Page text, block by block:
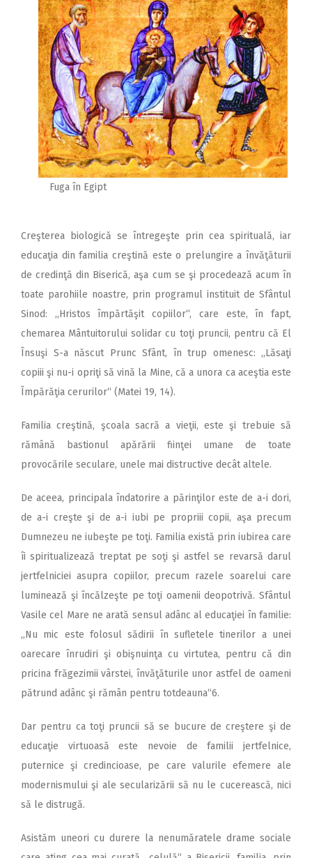
Fuga în Egipt
Creşterea biologică se întregeşte prin cea spirituală, iar
educaţia din familia creştină este o prelungire a învăţăturii
de credinţă din Biserică, aşa cum se şi procedează acum în
toate parohiile noastre, prin programul instituit de Sfântul
Sinod: ,,Hristos împărtăşit copiilor“, care este, în fapt,
chemarea Mântuitorului solidar cu toţi pruncii, pentru că El
Însuşi S-a născut Prunc Sfânt, în trup omenesc: ,,Lăsaţi
copiii şi nu-i opriţi să vină la Mine, că a unora ca aceştia este
Împărăţia cerurilor“ (Matei 19, 14).
Familia creştină, şcoala sacră a vieţii, este şi trebuie să
rămână bastionul apărării fiinţei umane de toate
provocările seculare, unele mai distructive decât altele.
De aceea, principala îndatorire a părinţilor este de a-i dori,
de a-i creşte şi de a-i iubi pe propriii copii, aşa precum
Dumnezeu ne iubeşte pe toţi. Familia există prin iubirea care
îi spiritualizează treptat pe soţi şi astfel se revarsă darul
jertfelniciei asupra copiilor, precum razele soarelui care
luminează şi încălzeşte pe toţi oamenii deopotrivă. Sfântul
Vasile cel Mare ne arată sensul adânc al educaţiei în familie:
,,Nu mic este folosul sădirii în sufletele tinerilor a unei
oarecare înrudiri şi obişnuinţa cu virtutea, pentru că din
pricina frăgezimii vârstei, învăţăturile unor astfel de oameni
pătrund adânc şi rămân pentru totdeauna“6.
Dar pentru ca toţi pruncii să se bucure de creştere şi de
educaţie virtuoasă este nevoie de familii jertfelnice,
puternice şi credincioase, pe care valurile efemere ale
modernismului şi ale secularizării să nu le cucerească, nici
să le distrugă.
Asistăm uneori cu durere la nenumăratele drame sociale